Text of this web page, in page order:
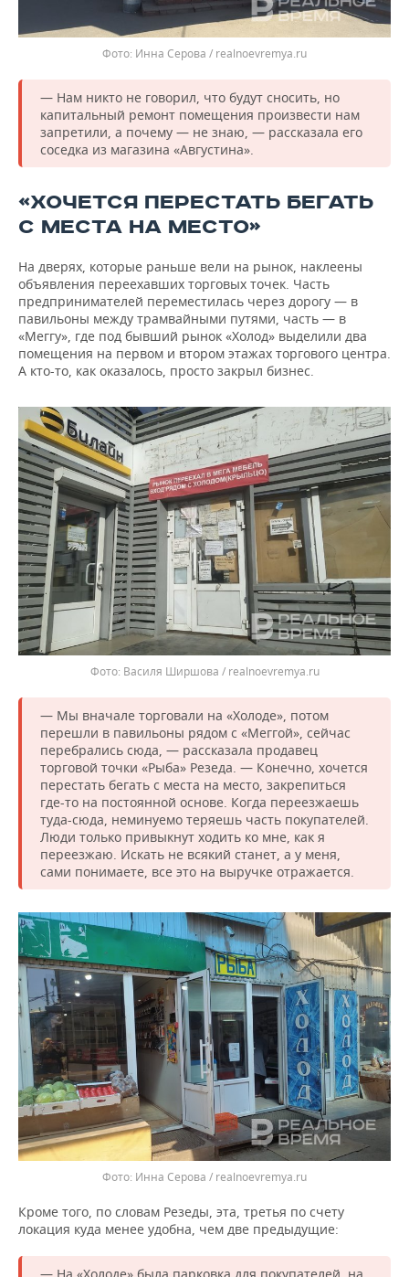
Инна Серова / realnoevremya.ru
— Нам никто не говорил, что будут сносить, но
капитальный ремонт помещения произвести нам
запретили, а почему — не знаю, — рассказала его
соседка из магазина «Августина».
«ХОЧЕТСЯ ПЕРЕСТАТЬ БЕГАТЬ
С МЕСТА НА МЕСТО»
На дверях, которые раньше вели на рынок, наклеены
объявления переехавших торговых точек. Часть
предпринимателей переместилась через дорогу — в
павильоны между трамвайными путями, часть — в
«Меггу», где под бывший рынок «Холод» выделили два
помещения на первом и втором этажах торгового центра.
А кто-то, как оказалось, просто закрыл бизнес.
Василя Ширшова / realnoevremya.ru
— Мы вначале торговали на «Холоде», потом
перешли в павильоны рядом с «Меггой», сейчас
перебрались сюда, — рассказала продавец
торговой точки «Рыба» Резеда. — Конечно, хочется
перестать бегать с места на место, закрепиться
где-то на постоянной основе. Когда переезжаешь
туда-сюда, неминуемо теряешь часть покупателей.
Люди только привыкнут ходить ко мне, как я
переезжаю. Искать не всякий станет, а у меня,
сами понимаете, все это на выручке отражается.
Инна Серова / realnoevremya.ru
Кроме того, по словам Резеды, эта, третья по счету
локация куда менее удобна, чем две предыдущие: